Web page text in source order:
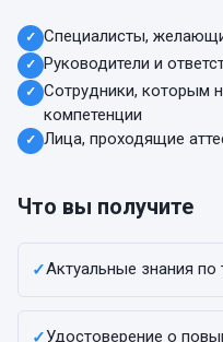
✓ Специалисты,
✓ Руководители и
✓ Сотрудники, которым
компетенции
✓ Лица, проходящие
Что вы получите
✓Актуальные знания
✓Удостоверение о